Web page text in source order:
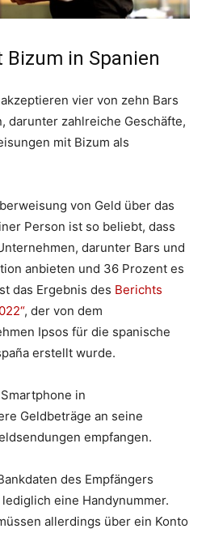
Bizum in Spanien
vier von zehn Bars
darunter zahlreiche Geschäfte,
mit Bizum als
von Geld über das
Person ist so beliebt, dass
darunter Bars und
anbieten und 36 Prozent es
das Ergebnis des Berichts
, der von dem
Ipsos für die spanische
erstellt wurde.
in
Geldbeträge an seine
empfangen.
des Empfängers
eine Handynummer.
allerdings über ein Konto